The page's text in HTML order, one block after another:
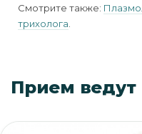
Смотрите также:
трихолога
Прием ведут